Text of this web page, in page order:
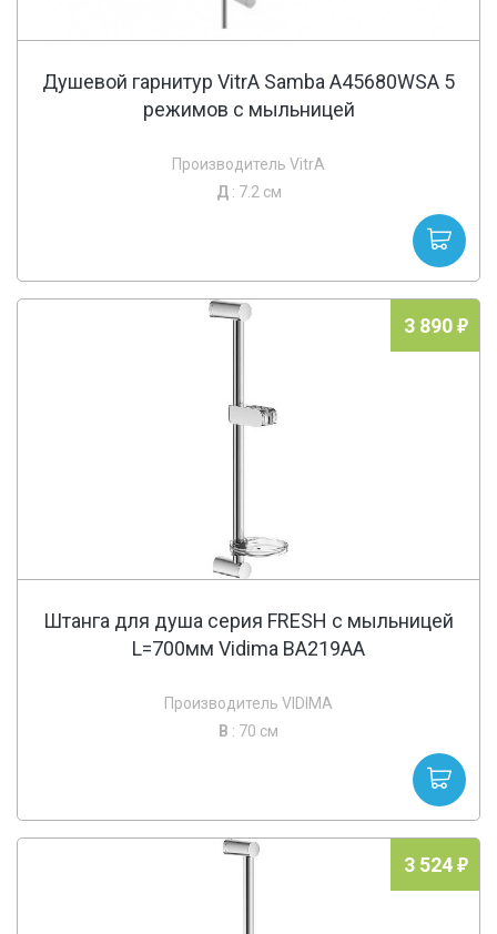
Душевой гарнитур VitrA Samba A45680WSA 5
режимов с мыльницей
Производитель VitrA
Д : 7.2 см
3 890
Штанга для душа серия FRESH с мыльницей
L=700мм Vidima BA219AA
Производитель VIDIMA
В : 70 см
3 524